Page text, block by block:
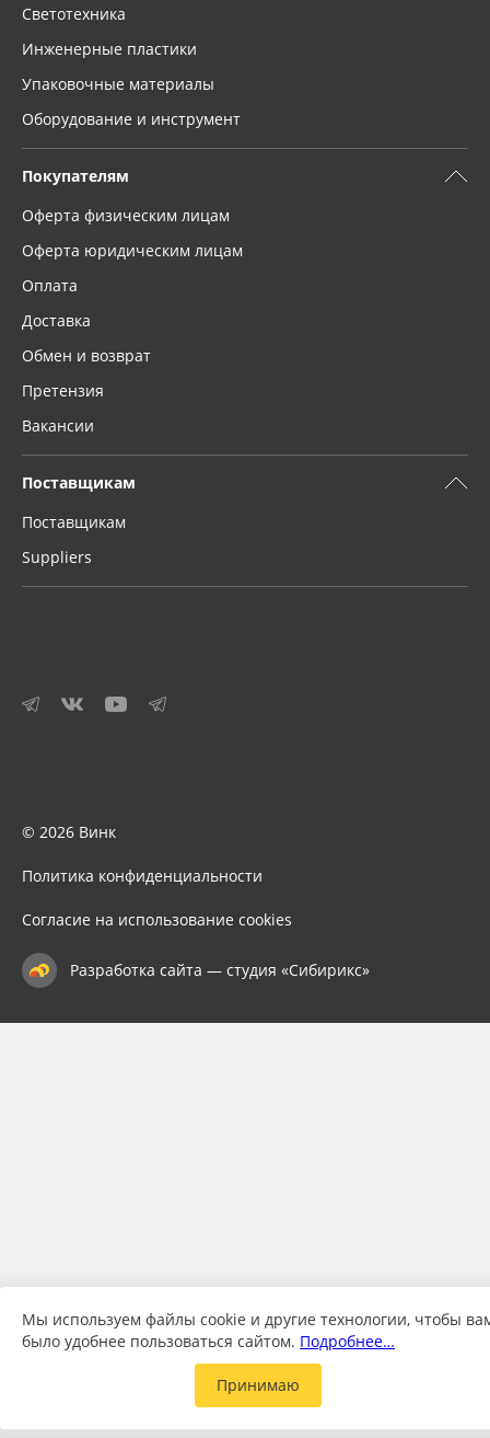
Светотехника
Инженерные пластики
Упаковочные материалы
Оборудование и инструмент
Покупателям
Оферта физическим лицам
Оферта юридическим лицам
Оплата
Доставка
Обмен и возврат
Претензия
Вакансии
Поставщикам
Поставщикам
Suppliers
© 2026 Винк
Политика конфиденциальности
Согласие на использование cookies
Разработка сайта — студия «Сибирикс»
Мы используем файлы cookie и другие технологии, чтобы
было удобнее пользоваться сайтом. Подробнее…
Принимаю